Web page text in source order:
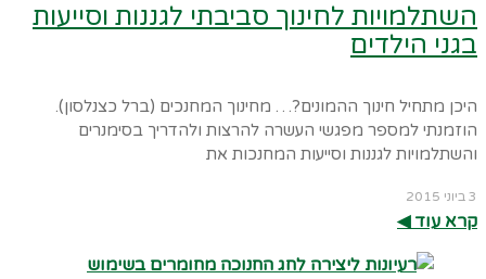
השתלמויות לחינוך סביבתי לגננות וסייעות
בגני הילדים
היכן מתחיל חינוך ההמונים?… מחינוך המחנכים (ברל כצנלסון).
הוזמנתי למספר מפגשי העשרה להרצות ולהדריך בסימנרים
והשתלמויות לגננות וסייעות המחנכות את
3 ביוני 2015
קרא עוד ◀︎